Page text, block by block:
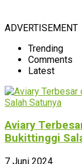
ADVERTISEMENT
Trending
Comments
Latest
Aviary
Bukittinggi
7 Juni 2024